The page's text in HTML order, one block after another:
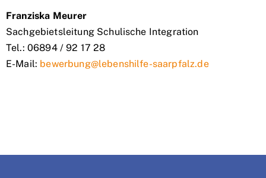
Franziska Meurer
Sachgebietsleitung Schulische Integration
Tel.: 06894 / 92 17 28
E-Mail: bewerbung@lebenshilfe-saarpfalz.de